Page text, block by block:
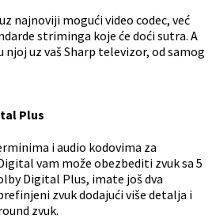
najnoviji mogući video codec, već
striminga koje će doći sutra. A
njoj uz vaš Sharp televizor, od samog
Plus
i audio kodovima za
vam može obezbediti zvuk sa 5
Digital Plus, imate još dva
zvuk dodajući više detalja i
zvuk.